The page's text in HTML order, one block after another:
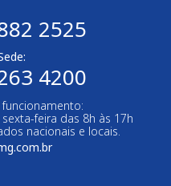
2525
4200
feira das 8h às 17h
nacionais e locais.